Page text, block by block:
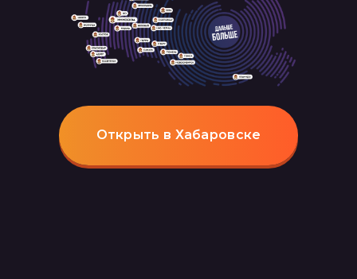
Открыть в Хабаровске